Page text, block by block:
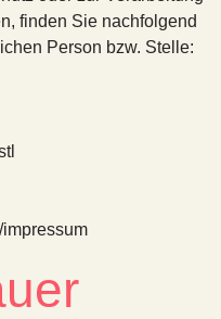
finden Sie nachfolgend
Person bzw. Stelle:
impressum